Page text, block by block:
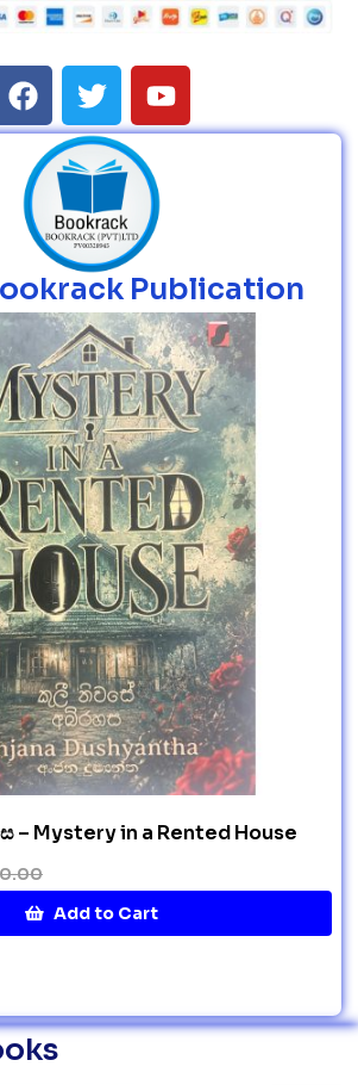
Publication
Mystery in a Rented House
Add to Cart